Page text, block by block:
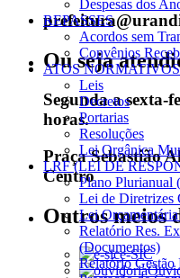
Ou seja
Segunda a sexta-
horas.
Praça Sebastião
Centro
Outros meios
e-SIC
Despesas dos
REPASSES
Acordos sem
Convênios
ATOS NORMATIVOS
Leis
Decretos
Portarias
Resoluções
Lei Orgânica
LRF (LEI DE
Plano Plurianual
Lei de Diretrizes
Lei
Relatório Res.
(Documentos)
Relatório Gestão